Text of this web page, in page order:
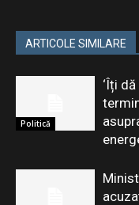
ARTICOLE SIMILARE
Politică
‘Îți